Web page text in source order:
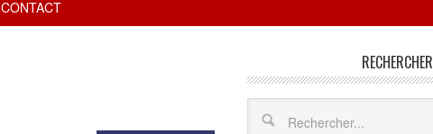
CONTACT
RECHERCHER